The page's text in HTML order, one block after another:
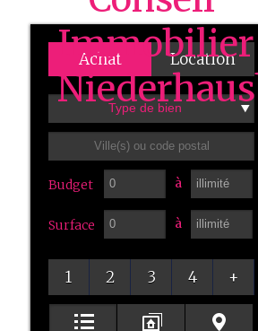
Achat Location
Type de bien
Budget à
Surface à
1 2 3 4 +